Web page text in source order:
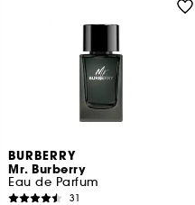
BURBERRY
Mr. Burberry
Eau de Parfum
31